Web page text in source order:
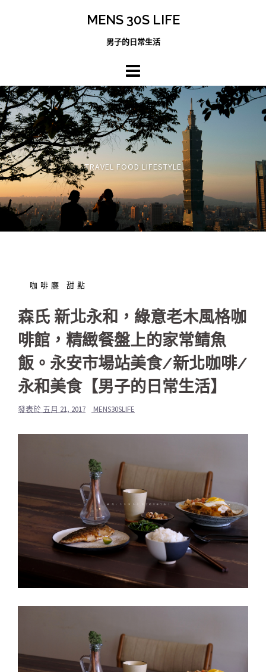
MENS 30S LIFE
男子的日常生活
TRAVEL FOOD LIFESTYLE
咖啡廳 甜點
森氏 新北永和，綠意老木風格咖
啡館，精緻餐盤上的家常鲭魚
飯。永安市場站美食/新北咖啡/
永和美食【男子的日常生活】
發表於 五月 21, 2017 MENS30SLIFE